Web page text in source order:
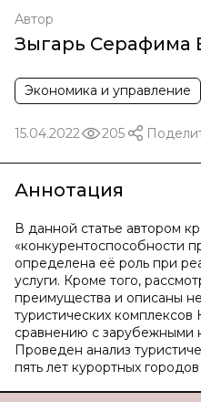
Автор
Зыгарь Серафима
Экономика и управление
15.04.2022 205
Аннотация
В данной статье автором
«конкурентоспособности
определена её роль при
услуги. Кроме того,
преимущества и описаны
туристических комплексов
сравнению с зарубежными
Проведен анализ
пять лет курортных